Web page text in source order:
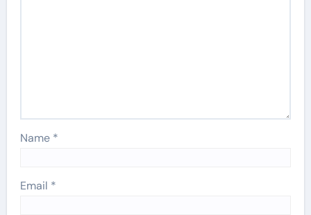
Name *
Email *